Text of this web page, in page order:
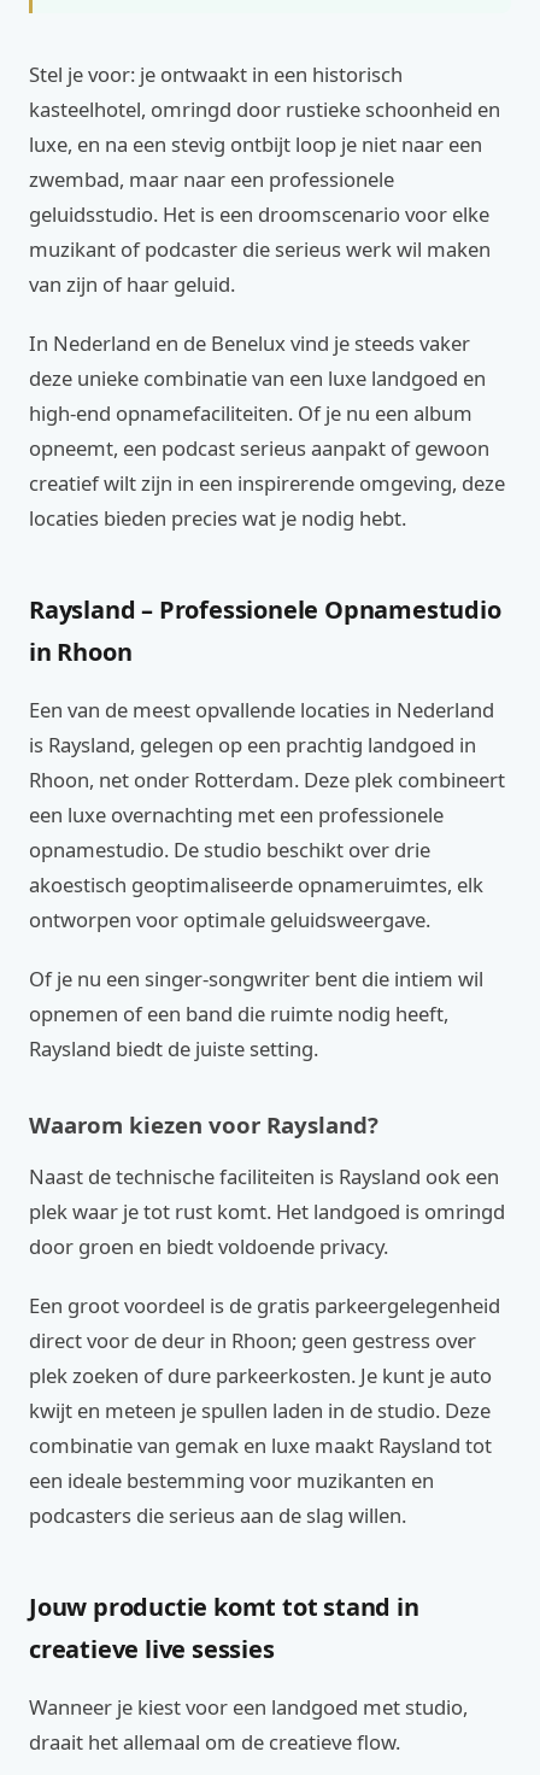
Stel je voor: je ontwaakt in een historisch
kasteelhotel, omringd door rustieke schoonheid en
luxe, en na een stevig ontbijt loop je niet naar een
zwembad, maar naar een professionele
geluidsstudio. Het is een droomscenario voor elke
muzikant of podcaster die serieus werk wil maken
van zijn of haar geluid.
In Nederland en de Benelux vind je steeds vaker
deze unieke combinatie van een luxe landgoed en
high-end opnamefaciliteiten. Of je nu een album
opneemt, een podcast serieus aanpakt of gewoon
creatief wilt zijn in een inspirerende omgeving, deze
locaties bieden precies wat je nodig hebt.
Raysland – Professionele Opnamestudio
in Rhoon
Een van de meest opvallende locaties in Nederland
is Raysland, gelegen op een prachtig landgoed in
Rhoon, net onder Rotterdam. Deze plek combineert
een luxe overnachting met een professionele
opnamestudio. De studio beschikt over drie
akoestisch geoptimaliseerde opnameruimtes, elk
ontworpen voor optimale geluidsweergave.
Of je nu een singer-songwriter bent die intiem wil
opnemen of een band die ruimte nodig heeft,
Raysland biedt de juiste setting.
Waarom kiezen voor Raysland?
Naast de technische faciliteiten is Raysland ook een
plek waar je tot rust komt. Het landgoed is omringd
door groen en biedt voldoende privacy.
Een groot voordeel is de gratis parkeergelegenheid
direct voor de deur in Rhoon; geen gestress over
plek zoeken of dure parkeerkosten. Je kunt je auto
kwijt en meteen je spullen laden in de studio. Deze
combinatie van gemak en luxe maakt Raysland tot
een ideale bestemming voor muzikanten en
podcasters die serieus aan de slag willen.
Jouw productie komt tot stand in
creatieve live sessies
Wanneer je kiest voor een landgoed met studio,
draait het allemaal om de creatieve flow.